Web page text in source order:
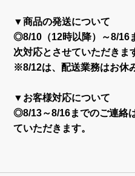
▼商品の発送について
◎8/10（12時以降）～8/16
次対応とさせていただきま
※8/12は、配送業務はお休
▼お客様対応について
◎8/13～8/16までのご連絡
ていただきます。